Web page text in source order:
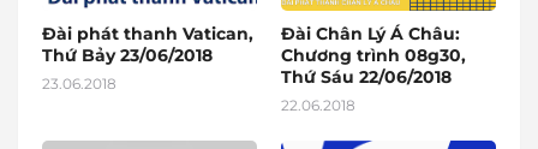
Đài phát thanh Vatican,
Thứ Bảy 23/06/2018
23.06.2018
Đài Chân Lý Á Châu:
Chương trình 08g30,
Thứ Sáu 22/06/2018
22.06.2018